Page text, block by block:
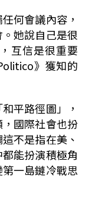
何會議內容，
她說自己是很
互信是很重要
》獲知的
平路徑圖」，
國際社會也扮
不是指在美、
能扮演積極角
一島鏈冷戰思